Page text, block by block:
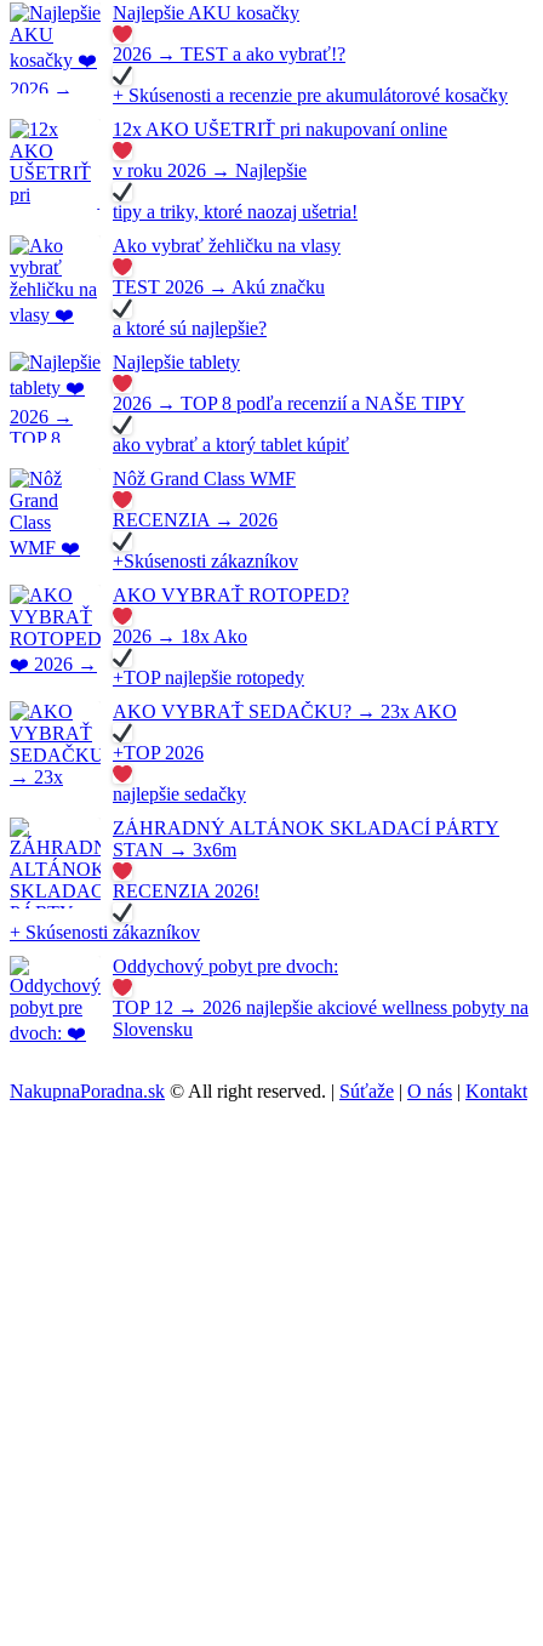
Najlepšie AKU kosačky
2026 → TEST a ako vybrať!?
+ Skúsenosti a recenzie pre akumulátorové kosačky
12x AKO UŠETRIŤ pri nakupovaní online
v roku 2026 → Najlepšie
tipy a triky, ktoré naozaj ušetria!
Ako vybrať žehličku na vlasy
TEST 2026 → Akú značku
a ktoré sú najlepšie?
Najlepšie tablety
2026 → TOP 8 podľa recenzií a NAŠE TIPY
ako vybrať a ktorý tablet kúpiť
Nôž Grand Class WMF
RECENZIA → 2026
+Skúsenosti zákazníkov
AKO VYBRAŤ ROTOPED?
2026 → 18x Ako
+TOP najlepšie rotopedy
AKO VYBRAŤ SEDAČKU? → 23x AKO
+TOP 2026
najlepšie sedačky
ZÁHRADNÝ ALTÁNOK SKLADACÍ PÁRTY
STAN → 3x6m
RECENZIA 2026!
+ Skúsenosti zákazníkov
Oddychový pobyt pre dvoch:
TOP 12 → 2026 najlepšie akciové wellness pobyty na
Slovensku
NakupnaPoradna.sk © All right reserved. | Súťaže | O nás | Kontakt